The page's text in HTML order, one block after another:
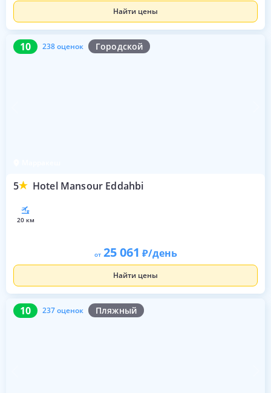
Найти цены
10 238 оценок Городской
5 Hotel Mansour Eddahbi
10 238 оценок
20 км
от 25 061 /день
Найти цены
10 237 оценок Пляжный
10 237 оценок